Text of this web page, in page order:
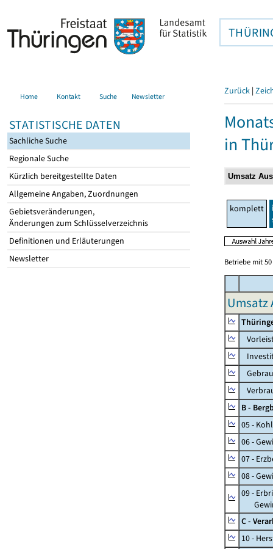
Home Kontakt Suche Newsletter
STATISTISCHE DATEN
Sachliche Suche
Regionale Suche
Kürzlich bereitgestellte Daten
Allgemeine Angaben, Zuordnungen
Gebietsveränderungen,
Änderungen zum Schlüsselverzeichnis
Definitionen und Erläuterungen
Newsletter
Zurück |
in
komplett
Betriebe mit
Umsatz
B -
05 -
06 -
07 -
08 -
09 -
C -
10 -